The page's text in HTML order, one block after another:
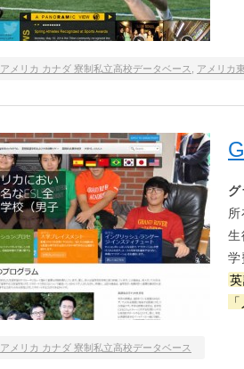
アメリカ カナダ 寮制私立高校データベース アメリカ
所
生
アメリカ カナダ 寮制私立高校データベース